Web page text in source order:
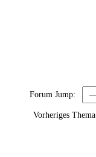
Forum Jump:
Vorheriges Thema